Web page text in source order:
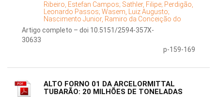
Ribeiro, Estefan Campos; Sathler, Filipe; Perdigão,
Leonardo Passos; Wasem, Luiz Augusto;
Nascimento Junior, Ramiro da Conceição do
Artigo completo – doi 10.5151/2594-357X-
30633
p-159-169
ALTO FORNO 01 DA ARCELORMITTAL
TUBARÃO: 20 MILHÕES DE TONELADAS